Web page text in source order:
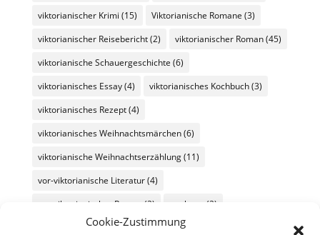
Cookie-Zustimmung
viktorianischer Krimi (15) Viktorianische Romane (3)
viktorianischer Reisebericht(2) viktorianischer Roman(45)
viktorianische Schauergeschichte (6)
viktorianisches Essay(4) viktorianisches Kochbuch(3)
viktorianisches Rezept(4)
viktorianisches Weihnachtsmärchen(6)
viktorianische Weihnachtserzählung(11)
vor-viktorianische Literatur(4)
vor-viktorianischer Roman
(2) werbung
(2)
Wochenüberblick(26) Wochenübersicht